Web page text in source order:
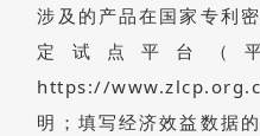
涉及的产品在国家专利
定试点平台（
https://
明；填写经济效益数据